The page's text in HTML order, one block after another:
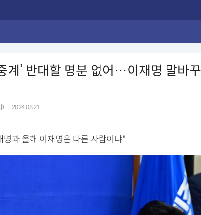
계’ 반대할 명분 없어…이재명 말바꾸
) 2024.08.21
과 올해 이재명은 다른 사람이냐"